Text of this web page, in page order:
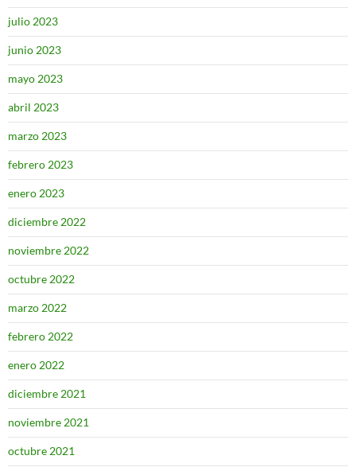
julio 2023
junio 2023
mayo 2023
abril 2023
marzo 2023
febrero 2023
enero 2023
diciembre 2022
noviembre 2022
octubre 2022
marzo 2022
febrero 2022
enero 2022
diciembre 2021
noviembre 2021
octubre 2021